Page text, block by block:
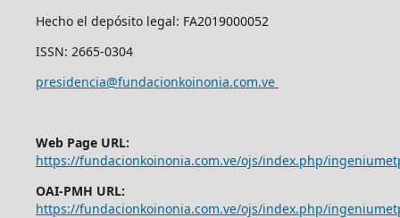
Hecho el depósito legal: FA2019000052
ISSN: 2665-0304
presidencia@fundacionkoinonia.com.ve
Web Page URL:
https://fundacionkoinonia.com.ve/ojs/index.php/
OAI-PMH URL:
https://fundacionkoinonia.com.ve/ojs/index.php/